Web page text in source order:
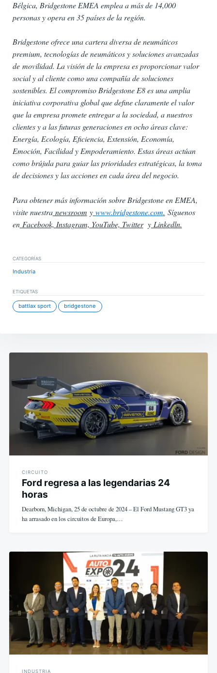
Bélgica, Bridgestone EMEA emplea a más de 14,000
personas y opera en 35 países de la región.
Bridgestone ofrece una cartera diversa de neumáticos
premium, tecnologías de neumáticos y soluciones avanzadas
de movilidad. La visión de la empresa es proporcionar valor
social y al cliente como una compañía de soluciones
sostenibles. El compromiso Bridgestone E8 es una amplia
iniciativa corporativa global que define claramente el valor
que la empresa promete entregar a la sociedad, a nuestros
clientes y a las futuras generaciones en ocho áreas clave:
Energía, Ecología, Eficiencia, Extensión, Economía,
Emoción, Facilidad y Empoderamiento. Estas áreas actúan
como brújula para guiar las prioridades estratégicas, la toma
de decisiones y las acciones en cada área del negocio.
Para obtener más información sobre Bridgestone en EMEA,
visite nuestranewsroom y www.bridgestone.com. Síguenos
enFacebook, Instagram, YouTube, TwitteryLinkedln.
CATEGORÍAS
Industria
ETIQUETAS
battlax sport bridgestone
Navegación
entradas
CIRCUITO
Ford regresa a las legendarias 24
horas
Dearborn, Michigan, 25 de octubre de 2024 – El Ford Mustang GT3 ya
ha arrasado en los circuitos de Europa,…
INDUSTRIA